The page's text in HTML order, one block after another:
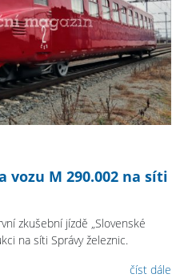
vozu M 290.002 na síti
zkušební jízdě „Slovenské
na síti Správy železnic.
číst dále